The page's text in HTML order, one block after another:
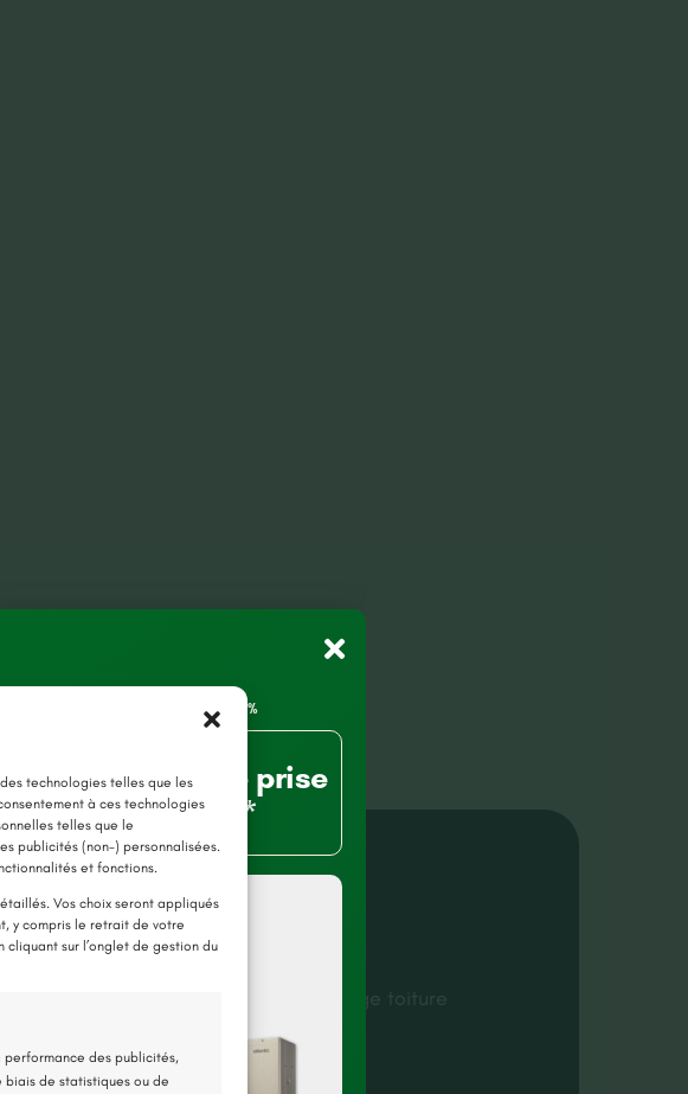
technologies telles que les
à ces technologies
telles que le
publicités (non-) personnalisées.
et fonctions.
Vos choix seront appliqués
y compris le retrait de votre
sur l’onglet de gestion du
des publicités,
biais de statistiques ou de
Détails du projet
Angers (49)
Nettoyage toiture
Jusqu’à 80% de prise
en charge*